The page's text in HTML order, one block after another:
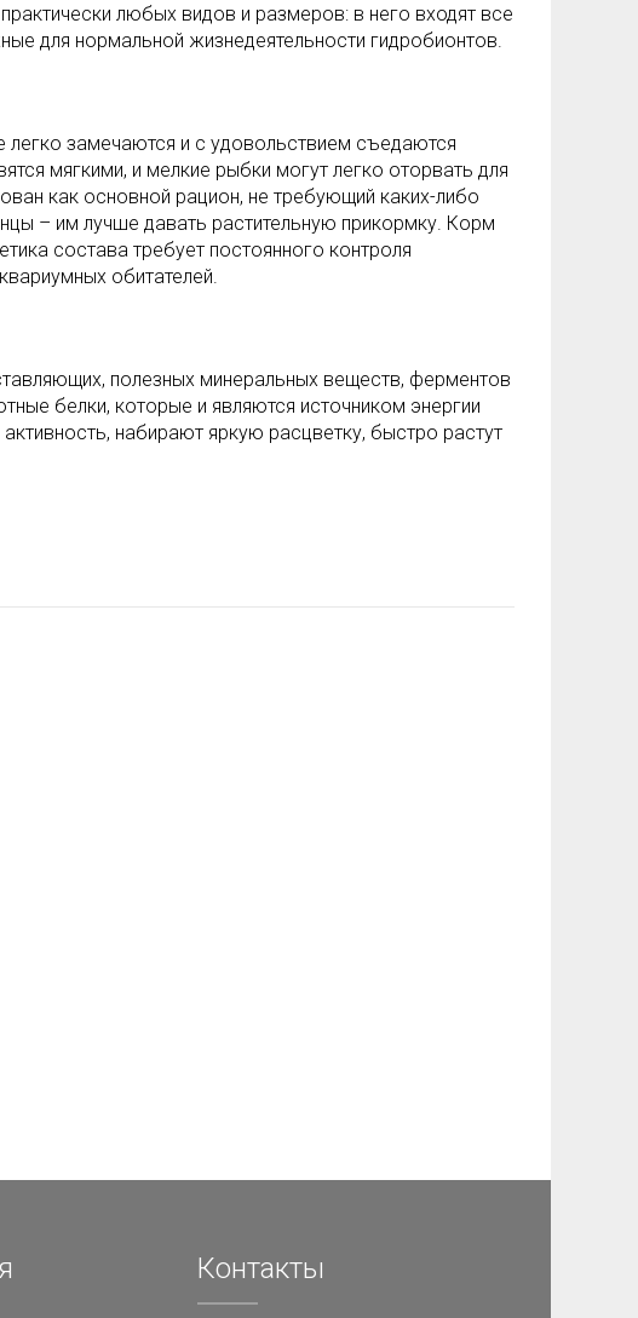
любых видов и размеров: в него входят все
для нормальной жизнедеятельности гидробионтов.
замечаются и с удовольствием съедаются
мягкими, и мелкие рыбки могут легко оторвать для
как основной рацион, не требующий каких-либо
– им лучше давать растительную прикормку. Корм
состава требует постоянного контроля
обитателей.
полезных минеральных веществ, ферментов
белки, которые и являются источником энергии
набирают яркую расцветку, быстро растут
Контакты